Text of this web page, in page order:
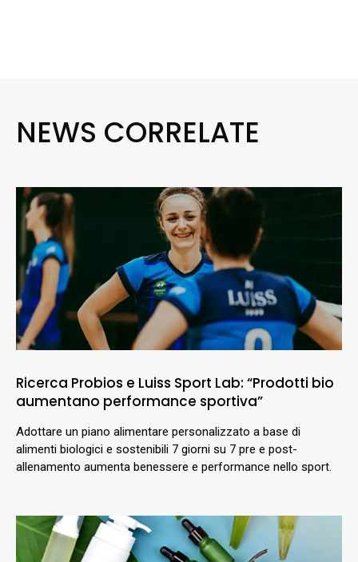
NEWS CORRELATE
Ricerca Probios e Luiss Sport Lab: “Prodotti bio
aumentano performance sportiva”
Adottare un piano alimentare personalizzato a base di
alimenti biologici e sostenibili 7 giorni su 7 pre e post-
allenamento aumenta benessere e performance nello sport.